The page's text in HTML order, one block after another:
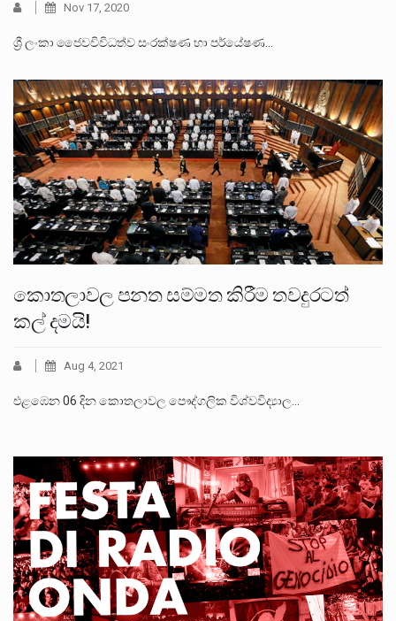
Nov 17, 2020
ශ්‍රී ලංකා ජෛවවිවිධත්ව සංරක්ෂණ හා පර්යේෂණ…
කොතලාවල ⁣පනත සම්මත කිරීම තවදුරටත්
කල් දමයි!
Aug 4, 2021
එළඹෙන 06 දින කොතලාවල පෞද්ගලික විශ්වවිද්‍යාල…